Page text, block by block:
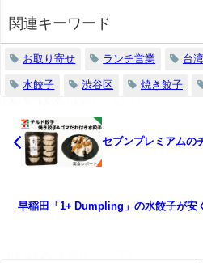
関連キーワード
お取り寄せ ランチ営業 台湾
水餃子 渋谷区 焼き餃子
セブンプレミアムの
早稲田「1+ Dumpling」の水餃子が安